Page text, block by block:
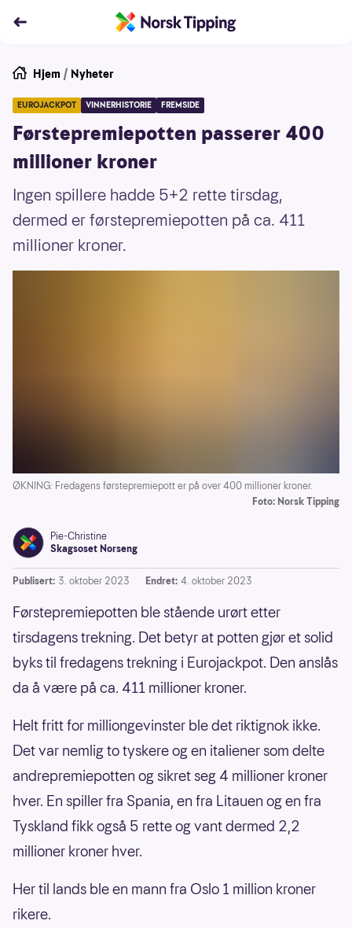
Hjem / Nyheter
EUROJACKPOT VINNERHISTORIE FREMSIDE
Førstepremiepotten passerer 400
millioner kroner
Ingen spillere hadde 5+2 rette tirsdag,
dermed er førstepremiepotten på ca. 411
millioner kroner.
ØKNING: Fredagens førstepremiepott er på over 400 millioner kroner.
Foto: Norsk Tipping
Pie-Christine
Skagsoset Norseng
Publisert: 3. oktober 2023 Endret: 4. oktober 2023
Førstepremiepotten ble stående urørt etter
tirsdagens trekning. Det betyr at potten gjør et solid
byks til fredagens trekning i Eurojackpot. Den anslås
da å være på ca. 411 millioner kroner.
Helt fritt for milliongevinster ble det riktignok ikke.
Det var nemlig to tyskere og en italiener som delte
andrepremiepotten og sikret seg 4 millioner kroner
hver. En spiller fra Spania, en fra Litauen og en fra
Tyskland fikk også 5 rette og vant dermed 2,2
millioner kroner hver.
Her til lands ble en mann fra Oslo 1 million kroner
rikere.